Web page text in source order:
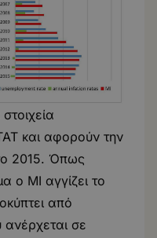
και αφορούν την
2015. Όπως
ο ΜΙ αγγίζει το
από
σε